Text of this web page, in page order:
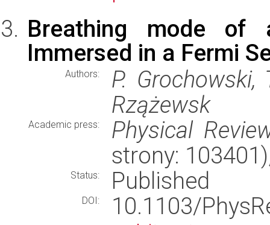
Breathing mode of
Immersed in a Fermi
Authors:
P.
Rzążewsk
Academic press:
Physical
strony:
Status: Published
DOI: 10.1103/